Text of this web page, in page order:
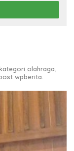
olahraga,
wpberita.